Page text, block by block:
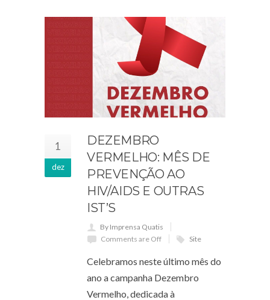
1
dez
DEZEMBRO
VERMELHO: MÊS DE
PREVENÇÃO AO
HIV/AIDS E OUTRAS
IST’S
By Imprensa Quatis
Comments are Off
Site
Celebramos neste último mês do
ano a campanha Dezembro
Vermelho, dedicada à